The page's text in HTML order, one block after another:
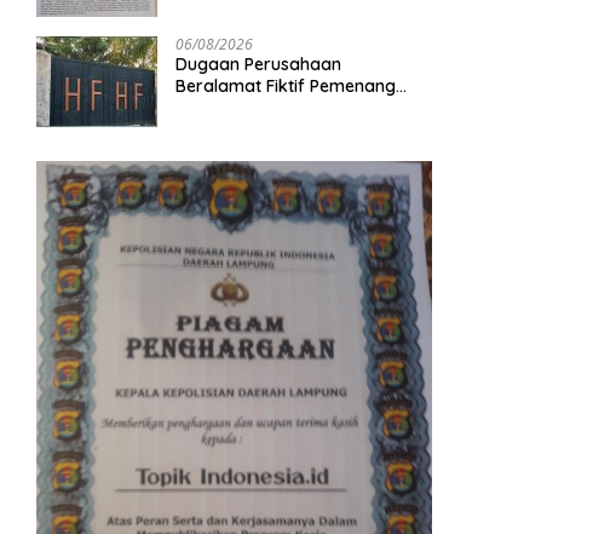
06/08/2026
Dugaan Perusahaan
Beralamat Fiktif Pemenang
Lahan Kosong, Dinas PKPCK
Disorot